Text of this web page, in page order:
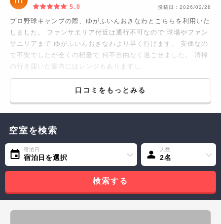
5.0
投稿日： 2026/02/28
プロ野球キャンプの際、ゆがふいんおきなわとこちらを利用いた
しました。 ファンサエリア付近は通行不可なので 球場やファン
サエリアまで ゆがふいんおきなわより早く行けます。 安価なの
で不安でしたが全くの杞憂で 何不自由なく過ごせました。 清掃
の行き届いた室内にはレンジもありますし…
続きをみる...
口コミをもっとみる
空室を検索
宿泊日
宿泊日を選択
人数
2名
検索する